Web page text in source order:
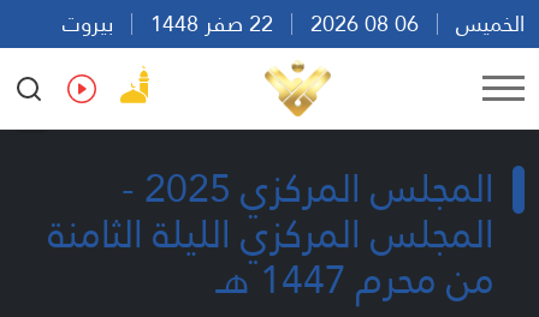
الخميس
بيروت
18:50
Ar En Fr Es
المجلس المركزي 2025 -
المجلس المركزي الليلة الثامنة
من محرم 1447 هـ